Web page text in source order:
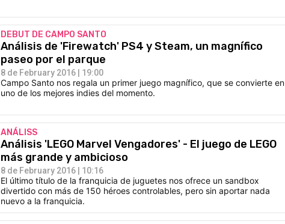
DEBUT DE CAMPO SANTO
Análisis de 'Firewatch' PS4 y Steam, un magnífico
paseo por el parque
8 de February 2016 | 19:00
Campo Santo nos regala un primer juego magnífico, que se convierte en
uno de los mejores indies del momento.
ANÁLISS
Análisis 'LEGO Marvel Vengadores' - El juego de LEGO
más grande y ambicioso
8 de February 2016 | 10:16
El último título de la franquicia de juguetes nos ofrece un sandbox
divertido con más de 150 héroes controlables, pero sin aportar nada
nuevo a la franquicia.